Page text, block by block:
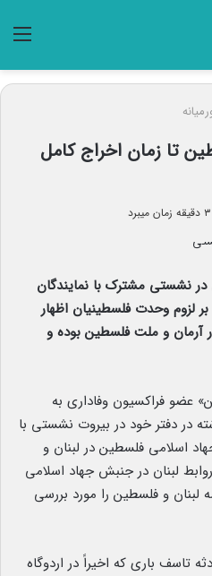
تا زمان اخراج کامل
در نشستی مشترک با نمایندگان
لزوم وحدت فلسطینیان اظهار
آرمان و ملت فلسطین بوده و
عضو فراکسیون وفاداری به
در دفتر خود در بیروت نشستی با
اسلامی فلسطین در لبنان و
لبنان در جنبش جهاد اسلامی
لبنان و فلسطین را مورد بررسی
تاسف باری که اخیراً در اردوگاه